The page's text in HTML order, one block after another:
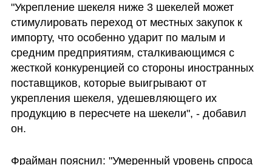
"Укрепление шекеля ниже 3 шекелей может
стимулировать переход от местных закупок к
импорту, что особенно ударит по малым и
средним предприятиям, сталкивающимся с
жесткой конкуренцией со стороны иностранных
поставщиков, которые выигрывают от
укрепления шекеля, удешевляющего их
продукцию в пересчете на шекели", - добавил
он.
Фрайман пояснил: "Умеренный уровень спроса